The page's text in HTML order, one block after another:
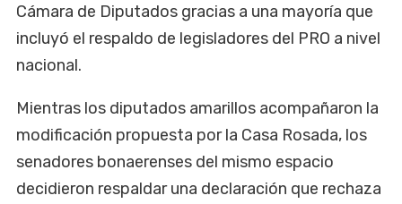
Cámara de Diputados gracias a una mayoría que
incluyó el respaldo de legisladores del PRO a nivel
nacional.
Mientras los diputados amarillos acompañaron la
modificación propuesta por la Casa Rosada, los
senadores bonaerenses del mismo espacio
decidieron respaldar una declaración que rechaza